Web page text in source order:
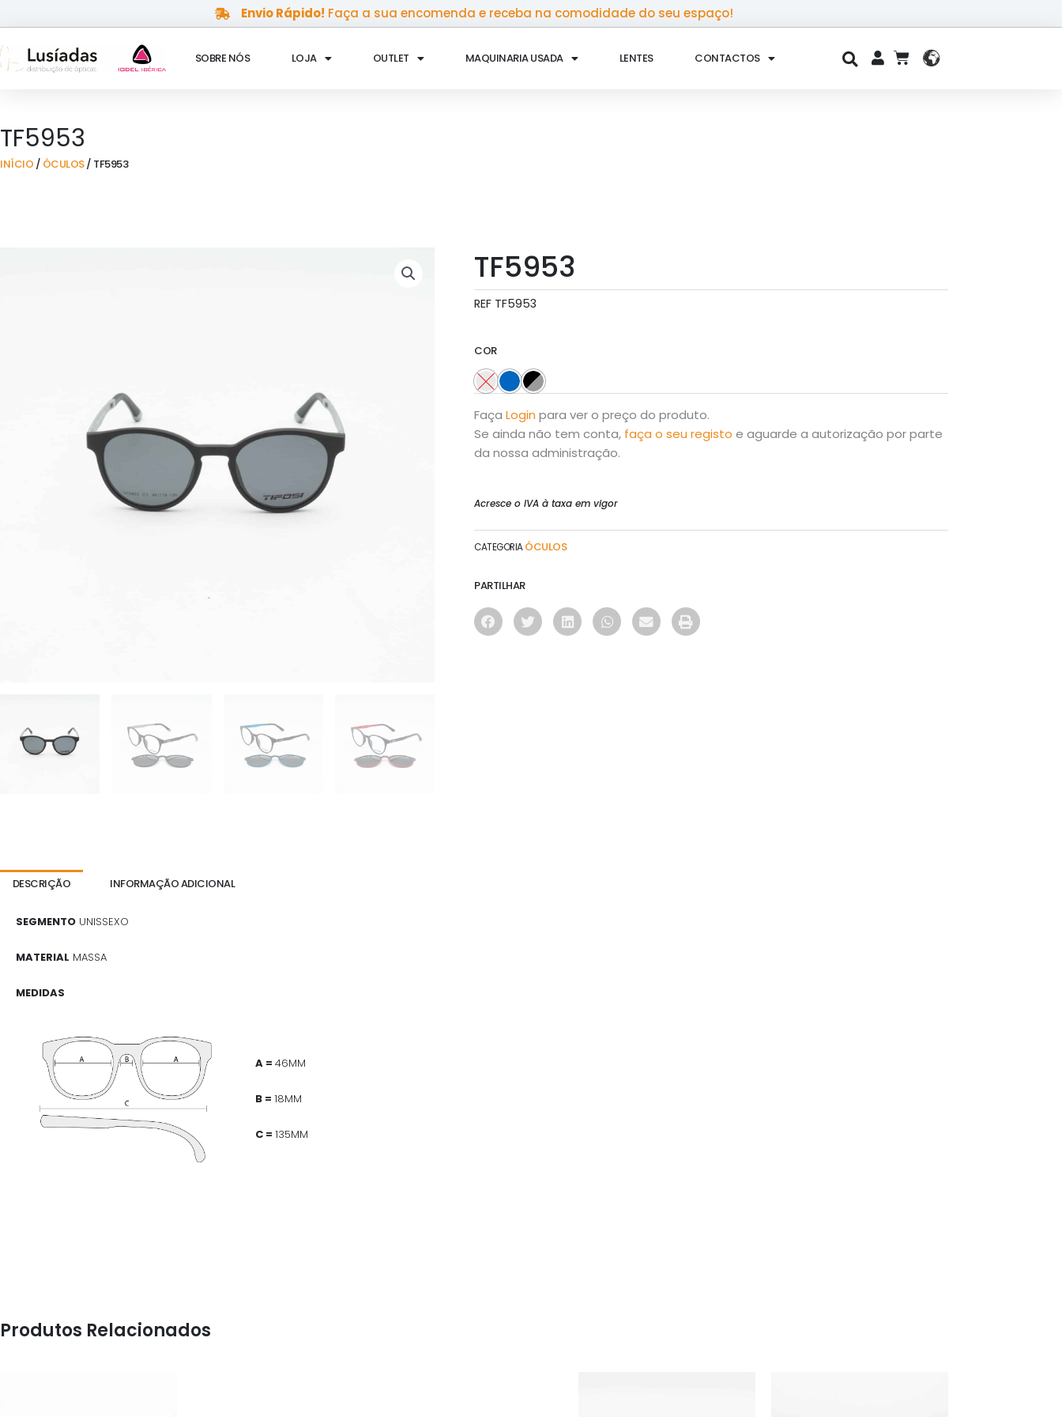
to
content
Envio Rápido! Faça a sua encomenda e receba na comodidade do seu espaço!
SOBRE NÓS LOJA OUTLET MAQUINARIA USADA LENTES CONTACTOS CART
TF5953
INÍCIO / ÓCULOS/ TF5953
DESCRIÇÃO INFORMAÇÃO ADICIONAL
SEGMENTO UNISSEXO
MATERIAL MASSA
MEDIDAS
A = 46MM
B = 18MM
C = 135MM
TF5953
REF TF5953
COR
Faça Login para ver o preço do produto.
Se ainda não tem conta, faça o seu registo e aguarde a autorização por parte
da nossa administração.
Acresce o IVA à taxa em vigor
CATEGORIA ÓCULOS
PARTILHAR
Produtos Relacionados